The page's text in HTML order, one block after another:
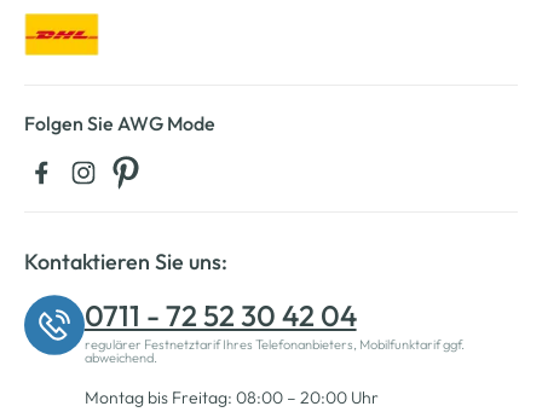
Folgen Sie AWG Mode
Kontaktieren Sie uns:
0711 - 72 52 30 42 04
regulärer Festnetztarif Ihres Telefonanbieters, Mobilfunktarif ggf.
abweichend.
Montag bis Freitag: 08:00 – 20:00 Uhr